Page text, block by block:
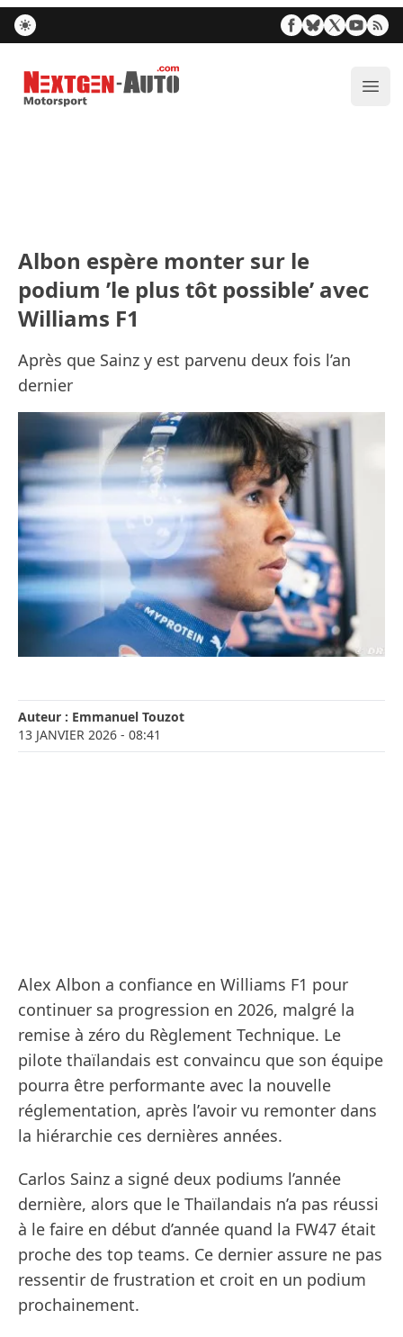
Nextgen-Auto.com
Albon espère monter sur le
podium ’le plus tôt possible’ avec
Williams F1
Après que Sainz y est parvenu deux fois l’an
dernier
Auteur : Emmanuel Touzot
13 JANVIER 2026 - 08:41
Alex Albon a confiance en Williams F1 pour
continuer sa progression en 2026, malgré la
remise à zéro du Règlement Technique. Le
pilote thaïlandais est convaincu que son équipe
pourra être performante avec la nouvelle
réglementation, après l’avoir vu remonter dans
la hiérarchie ces dernières années.
Carlos Sainz a signé deux podiums l’année
dernière, alors que le Thaïlandais n’a pas réussi
à le faire en début d’année quand la FW47 était
proche des top teams. Ce dernier assure ne pas
ressentir de frustration et croit en un podium
prochainement.